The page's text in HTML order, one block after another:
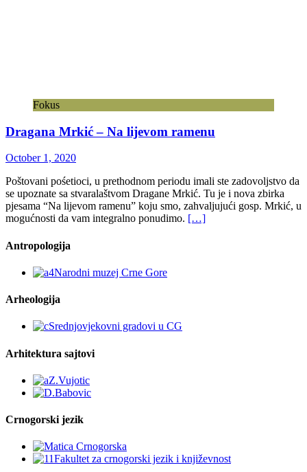
Fokus
Dragana Mrkić – Na lijevom ramenu
October 1, 2020
Poštovani pośetioci, u prethodnom periodu imali ste zadovoljstvo da
se upoznate sa stvaralaštvom Dragane Mrkić. Tu je i nova zbirka
pjesama “Na lijevom ramenu” koju smo, zahvaljujući gosp. Mrkić, u
mogućnosti da vam integralno ponudimo. […]
Antropologija
Arheologija
Arhitektura sajtovi
Crnogorski jezik